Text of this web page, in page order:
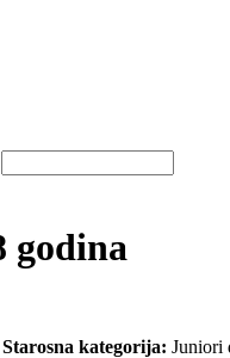
godina
Starosna kategorija: Juniori